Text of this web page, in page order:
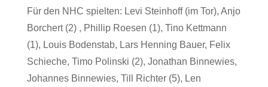
Für den NHC spielten: Levi Steinhoff (im Tor), Anjo
Borchert (2) , Phillip Roesen (1), Tino Kettmann
(1), Louis Bodenstab, Lars Henning Bauer, Felix
Schieche, Timo Polinski (2), Jonathan Binnewies,
Johannes Binnewies, Till Richter (5), Len